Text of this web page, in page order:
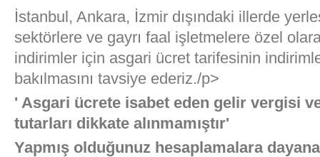
İstanbul, Ankara, İzmir dışındaki illerde
sektörlere ve gayrı faal işletmelere özel
indirimler için asgari ücret tarifesinin
bakılmasını tavsiye ederiz./p>
' Asgari ücrete isabet eden gelir vergisi
tutarları dikkate alınmamıştır'
Yapmış olduğunuz hesaplamalara